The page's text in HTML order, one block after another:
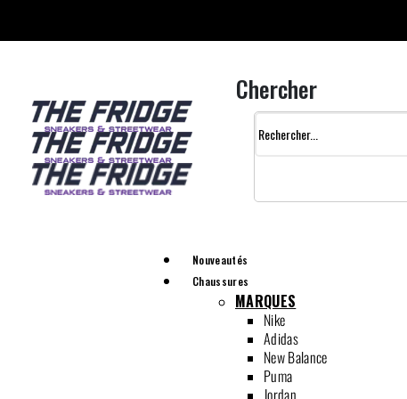
Chercher
Nouveautés
Chaussures
MARQUES
Nike
Adidas
New Balance
Puma
Jordan